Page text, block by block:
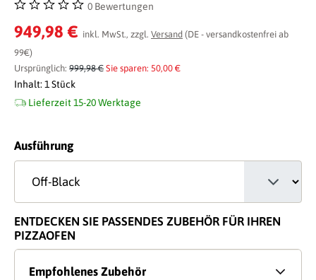
Durchschnittliche Bewertung von 0 von 5 Sternen
0 Bewertungen
949,98 € inkl. MwSt., zzgl. Versand (DE - versandkostenfrei ab
99€)
Ursprünglich: 999,98 € Sie sparen: 50,00 €
Inhalt: 1 Stück
Lieferzeit 15-20 Werktage
Ausführungauswählen
ENTDECKEN SIE PASSENDES ZUBEHÖR FÜR IHREN
PIZZAOFEN
Empfohlenes Zubehör